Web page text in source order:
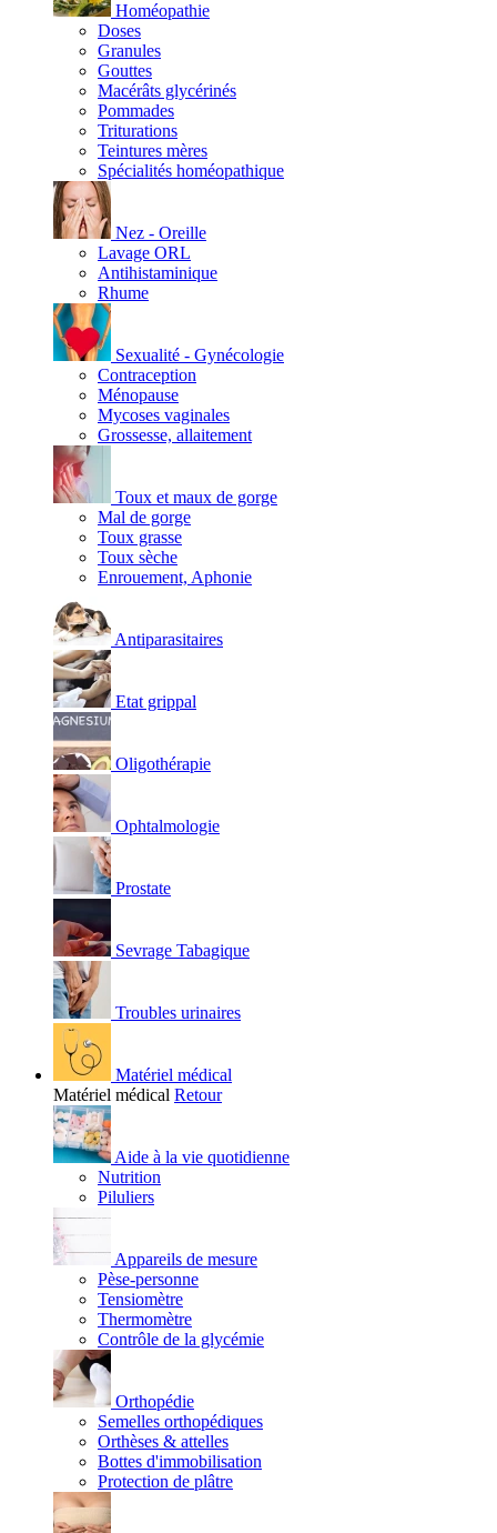
Homéopathie
Doses
Granules
Gouttes
Macérâts glycérinés
Pommades
Triturations
Teintures mères
Spécialités homéopathique
Nez - Oreille
Lavage ORL
Antihistaminique
Rhume
Sexualité - Gynécologie
Contraception
Ménopause
Mycoses vaginales
Grossesse, allaitement
Toux et maux de gorge
Mal de gorge
Toux grasse
Toux sèche
Enrouement, Aphonie
Antiparasitaires
Etat grippal
Oligothérapie
Ophtalmologie
Prostate
Sevrage Tabagique
Troubles urinaires
Matériel médical
Matériel médical Retour
Aide à la vie quotidienne
Nutrition
Piluliers
Appareils de mesure
Pèse-personne
Tensiomètre
Thermomètre
Contrôle de la glycémie
Orthopédie
Semelles orthopédiques
Orthèses & attelles
Bottes d'immobilisation
Protection de plâtre